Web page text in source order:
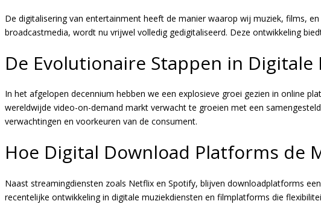
De digitalisering van entertainment heeft de manier waarop wij muziek, films,
broadcastmedia, wordt nu vrijwel volledig gedigitaliseerd. Deze ontwikkeling
De Evolutionaire Stappen in Digitale
In het afgelopen decennium hebben we een explosieve groei gezien in online
wereldwijde video-on-demand markt verwacht te groeien met een
verwachtingen en voorkeuren van de consument.
Hoe Digital Download Platforms de
Naast streamingdiensten zoals Netflix en Spotify, blijven downloadplatforms
recentelijke ontwikkeling in digitale muziekdiensten en filmplatforms die